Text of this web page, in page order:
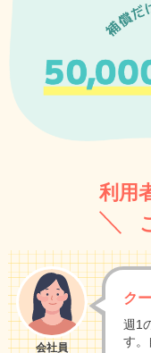
利用
会社員
ク
週1
す。